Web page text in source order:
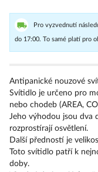
Pro vyzvednutí
do 17:00. To samé platí pro
Antipanické nouzové
Svítidlo je určeno pro
nebo chodeb (AREA,
Jeho výhodou jsou dva
rozprostírají osvětlení.
Další předností je
Toto svítidlo patří k
doby.